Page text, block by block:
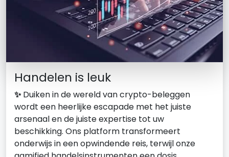
Handelen is leuk
✨Duiken in de wereld van crypto-beleggen
wordt een heerlijke escapade met het juiste
arsenaal en de juiste expertise tot uw
beschikking. Ons platform transformeert
onderwijs in een opwindende reis, terwijl onze